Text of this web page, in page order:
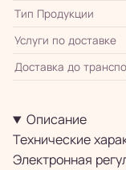
Тип Продукции
Услуги по доставке
Доставка до
Описание
Технические
Электронная